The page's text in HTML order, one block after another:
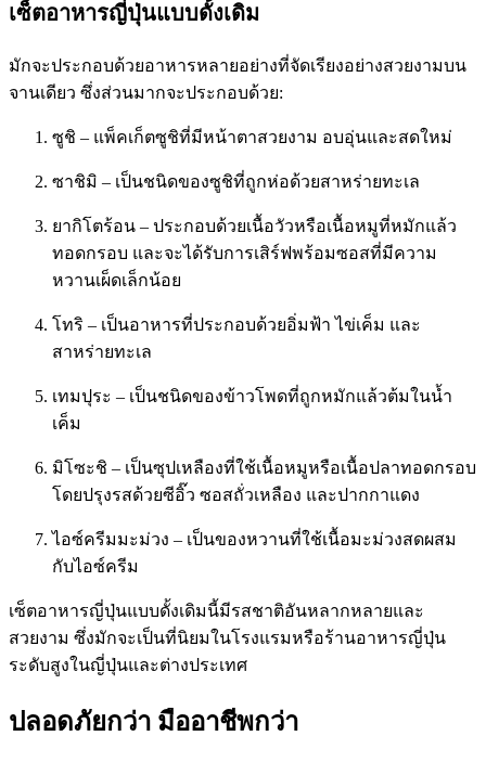
เซ็ตอาหารญี่ปุ่นแบบดั้งเดิม
มักจะประกอบด้วยอาหารหลายอย่างที่จัดเรียงอย่างสวยงามบน
จานเดียว ซึ่งส่วนมากจะประกอบด้วย:
ซูชิ – แพ็คเก็ตซูชิที่มีหน้าตาสวยงาม อบอุ่นและสดใหม่
ซาชิมิ – เป็นชนิดของซูชิที่ถูกห่อด้วยสาหร่ายทะเล
ยากิโตร้อน – ประกอบด้วยเนื้อวัวหรือเนื้อหมูที่หมักแล้ว
ทอดกรอบ และจะได้รับการเสิร์ฟพร้อมซอสที่มีความ
หวานเผ็ดเล็กน้อย
โทริ – เป็นอาหารที่ประกอบด้วยอิ่มฟ้า ไข่เค็ม และ
สาหร่ายทะเล
เทมปุระ – เป็นชนิดของข้าวโพดที่ถูกหมักแล้วต้มในน้ำ
เค็ม
มิโซะชิ – เป็นซุปเหลืองที่ใช้เนื้อหมูหรือเนื้อปลาทอดกรอบ
โดยปรุงรสด้วยซีอิ๊ว ซอสถั่วเหลือง และปากกาแดง
ไอซ์ครีมมะม่วง – เป็นของหวานที่ใช้เนื้อมะม่วงสดผสม
กับไอซ์ครีม
เซ็ตอาหารญี่ปุ่นแบบดั้งเดิมนี้มีรสชาติอันหลากหลายและ
สวยงาม ซึ่งมักจะเป็นที่นิยมในโรงแรมหรือร้านอาหารญี่ปุ่น
ระดับสูงในญี่ปุ่นและต่างประเทศ
ปลอดภัยกว่า มืออาชีพกว่า